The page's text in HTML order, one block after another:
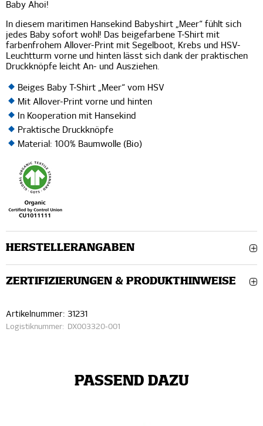
Baby Ahoi!
In diesem maritimen Hansekind Babyshirt „Meer“ fühlt sich
jedes Baby sofort wohl! Das beigefarbene T-Shirt mit
farbenfrohem Allover-Print mit Segelboot, Krebs und HSV-
Leuchtturm vorne und hinten lässt sich dank der praktischen
Druckknöpfe leicht An- und Ausziehen.
Beiges Baby T-Shirt „Meer“ vom HSV
Mit Allover-Print vorne und hinten
In Kooperation mit Hansekind
Praktische Druckknöpfe
Material: 100% Baumwolle (Bio)
HERSTELLERANGABEN
ZERTIFIZIERUNGEN & PRODUKTHINWEISE
Artikelnummer: 31231
Logistiknummer: DX003320-001
PASSEND DAZU